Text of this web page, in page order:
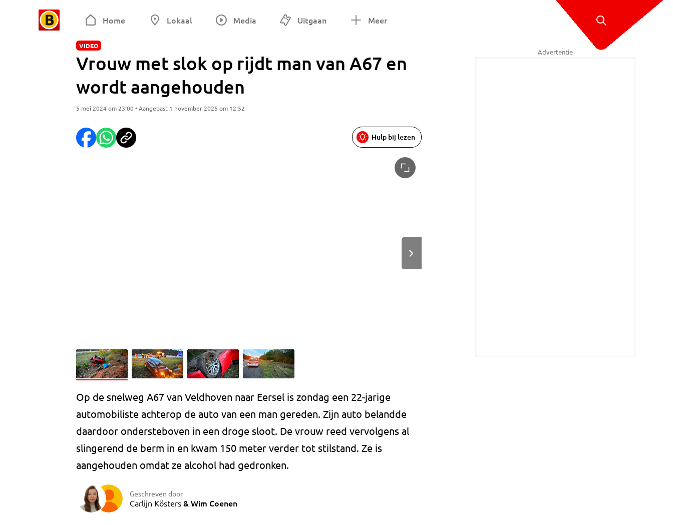
Home Lokaal Media Uitgaan Meer
VIDEO
Vrouw met slok op rijdt man van A67 en
wordt aangehouden
5 mei 2024 om 23:00 • Aangepast 1 november 2025 om 12:52
Hulp bij lezen
Op de snelweg A67 van Veldhoven naar Eersel is zondag een 22-jarige
automobiliste achterop de auto van een man gereden. Zijn auto belandde
daardoor ondersteboven in een droge sloot. De vrouw reed vervolgens al
slingerend de berm in en kwam 150 meter verder tot stilstand. Ze is
aangehouden omdat ze alcohol had gedronken.
Geschreven door
Carlijn Kösters & Wim Coenen
Advertentie